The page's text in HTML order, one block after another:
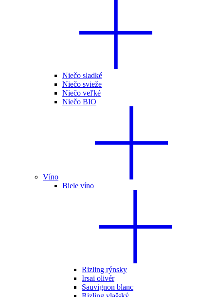
Niečo sladké
Niečo svieže
Niečo veľké
Niečo BIO
Víno
Biele víno
Rizling rýnsky
Irsai olivér
Sauvignon blanc